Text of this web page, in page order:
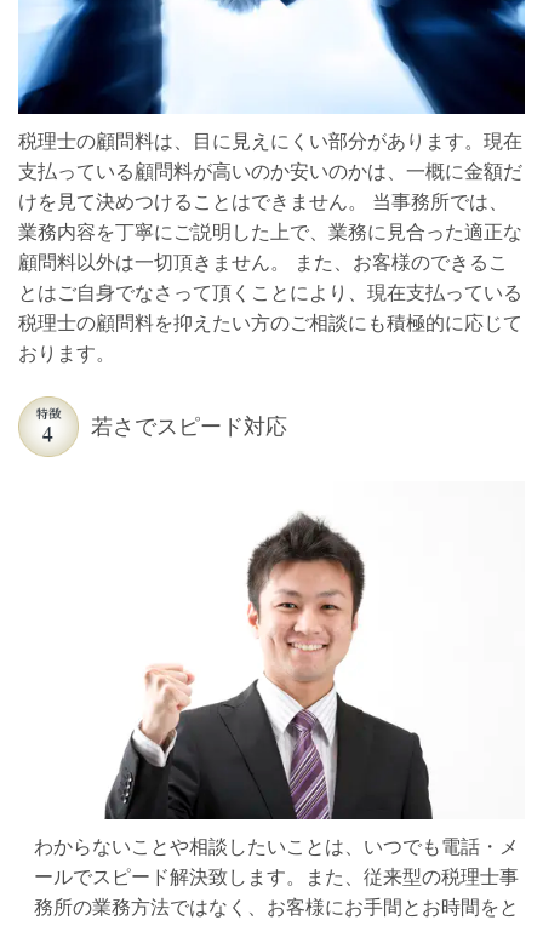
税理士の顧問料は、目に見えにくい部分があります。現在
支払っている顧問料が高いのか安いのかは、一概に金額だ
けを見て決めつけることはできません。 当事務所では、
業務内容を丁寧にご説明した上で、業務に見合った適正な
顧問料以外は一切頂きません。 また、お客様のできるこ
とはご自身でなさって頂くことにより、現在支払っている
税理士の顧問料を抑えたい方のご相談にも積極的に応じて
おります。
若さでスピード対応
わからないことや相談したいことは、いつでも電話・メ
ールでスピード解決致します。また、従来型の税理士事
務所の業務方法ではなく、お客様にお手間とお時間をと